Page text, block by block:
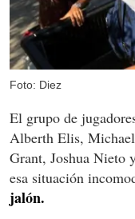
Foto: Diez
El grupo de
Alberth Elis,
Grant, Joshua Nieto
esa situación
jalón.